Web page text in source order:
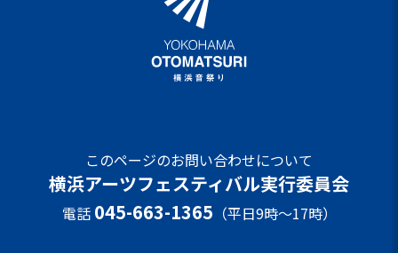
このページのお問い合わせについて
横浜アーツフェスティバル実行委員会
電話 045-663-1365 （平日9時～17時）